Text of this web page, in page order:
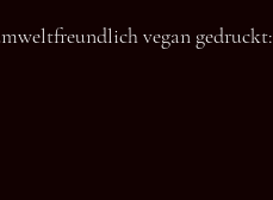
vegan gedruckt: